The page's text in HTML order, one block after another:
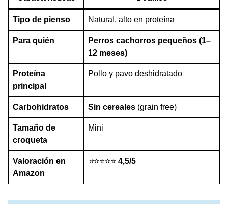
Tipo de pienso Natural, alto en proteína
Para quién
Perros cachorros pequeños (1–
12 meses)
Proteína
principal
Pollo y pavo deshidratado
Carbohidratos Sin cereales (grain free)
Tamaño de
croqueta
Mini
Valoración en
Amazon
⭐⭐⭐⭐⭐ 4,5/5